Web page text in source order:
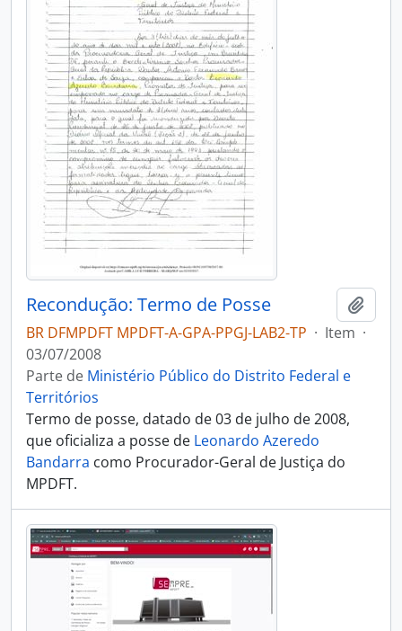
Recondução: Termo de Posse
BR DFMPDFT MPDFT-A-GPA-PPGJ-LAB2-TP · Item ·
03/07/2008
Parte de Ministério Público do Distrito Federal e
Territórios
Termo de posse, datado de 03 de julho de 2008,
que oficializa a posse de Leonardo Azeredo
Bandarra como Procurador-Geral de Justiça do
MPDFT.